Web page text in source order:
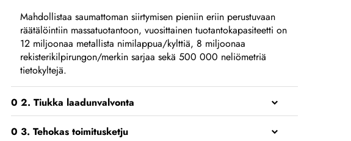
Mahdollistaa saumattoman siirtymisen pieniin eriin perustuvaan
räätälöintiin massatuotantoon, vuosittainen tuotantokapasiteetti on
12 miljoonaa metallista nimilappua/kylttiä, 8 miljoonaa
rekisterikilpirungon/merkin sarjaa sekä 500 000 neliömetriä
tietokyltejä.
0 2. Tiukka laadunvalvonta
0 3. Tehokas toimitusketju